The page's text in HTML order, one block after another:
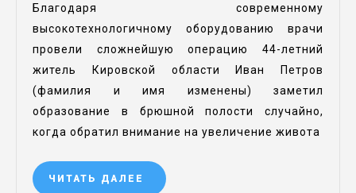
Благодаря современному
высокотехнологичному оборудованию врачи
провели сложнейшую операцию 44-летний
житель Кировской области Иван Петров
(фамилия и имя изменены) заметил
образование в брюшной полости случайно,
когда обратил внимание на увеличение живота
ЧИТАТЬ ДАЛЕЕ